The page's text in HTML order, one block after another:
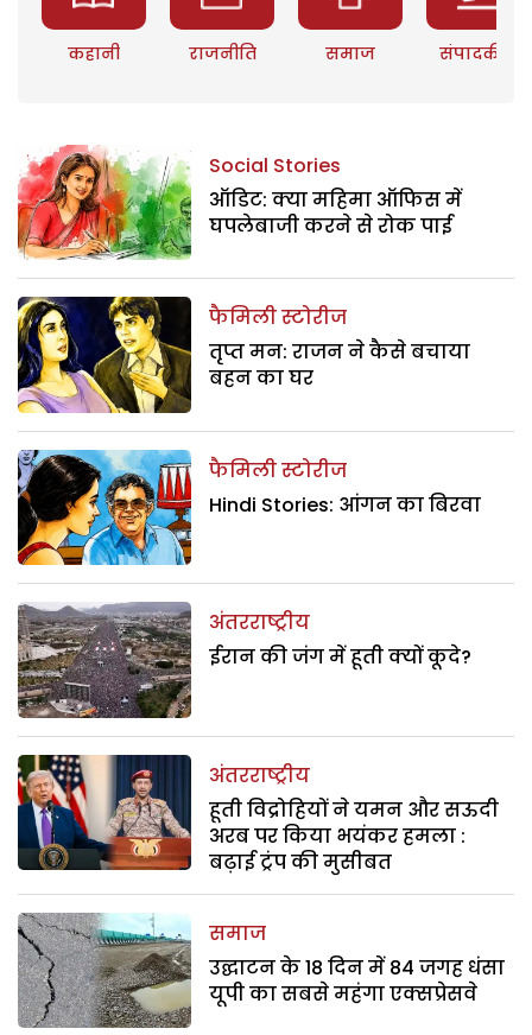
कहानी राजनीति समाज संपादकीय
Social Stories
ऑडिट: क्या महिमा ऑफिस में
घपलेबाजी करने से रोक पाई
फैमिली स्टोरीज
तृप्त मन: राजन ने कैसे बचाया
बहन का घर
फैमिली स्टोरीज
Hindi Stories: आंगन का बिरवा
अंतरराष्ट्रीय
ईरान की जंग में हूती क्यों कूदे?
अंतरराष्ट्रीय
हूती विद्रोहियों ने यमन और सऊदी
अरब पर किया भयंकर हमला :
बढ़ाई ट्रंप की मुसीबत
समाज
उद्घाटन के 18 दिन में 84 जगह धंसा
यूपी का सबसे महंगा एक्सप्रेसवे